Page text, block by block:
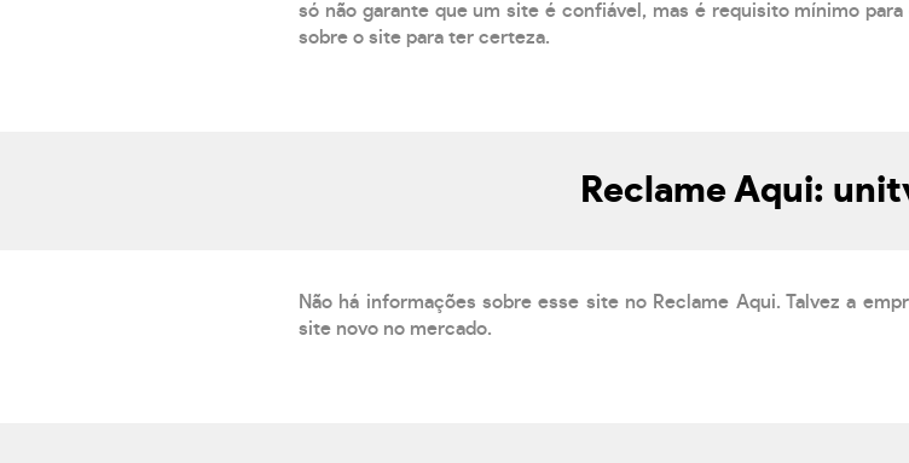
só não garante que um site é confiável, mas é requisito mínimo
sobre o site para ter certeza.
Reclame Aqui:
Não há informações sobre esse site no Reclame Aqui. Talvez a
site novo no mercado.